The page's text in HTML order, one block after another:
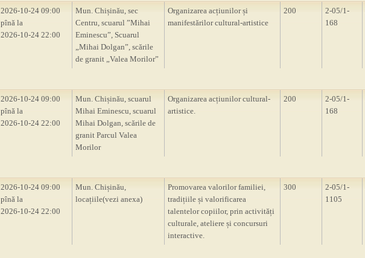
2026-10-24 09:00
pînă la
2026-10-24 22:00
Mun. Chișinău, sec
Centru, scuarul ”Mihai
Eminescu”, Scuarul
„Mihai Dolgan”, scările
de granit „Valea Morilor”
Organizarea acțiunilor și
manifestărilor cultural-artistice
200
2-05/1-
168
2026-10-24 09:00
pînă la
2026-10-24 22:00
Mun. Chișinău, scuarul
Mihai Eminescu, scuarul
Mihai Dolgan, scările de
granit Parcul Valea
Morilor
Organizarea acțiunilor cultural-
artistice.
200
2-05/1-
168
2026-10-24 09:00
pînă la
2026-10-24 22:00
Mun. Chișinău,
locațiile(vezi anexa)
Promovarea valorilor familiei,
tradițiile și valorificarea
talentelor copiilor, prin activități
culturale, ateliere și concursuri
interactive.
300
2-05/1-
1105